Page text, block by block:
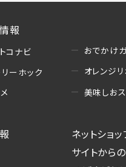
ゼント、アンケート等、当
ャンペーンの抽選、当選者
・ユーザーの趣向や属性情
主への問い合わせ・応募等
ビスを通じて求人広告に応
する連絡
報
コナビ
ーホック
おでかけ
オレンジ
美味しお
ネットショ
サイトから